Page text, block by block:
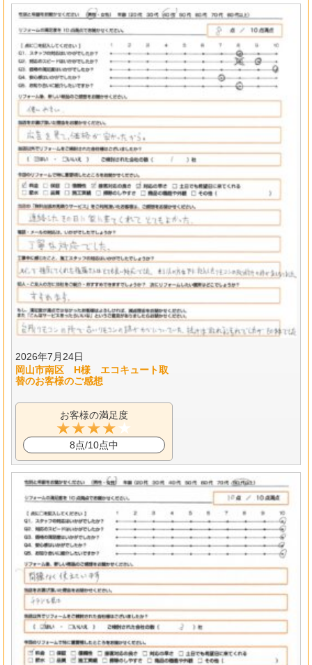
2026年7月24日
岡山市南区 H様 エコキュート取
替のお客様のご感想
お客様の満足度
8点/10点中